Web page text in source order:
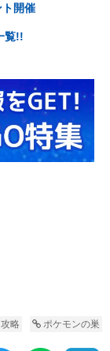
開催
覧!!
攻略 ポケモンの巣